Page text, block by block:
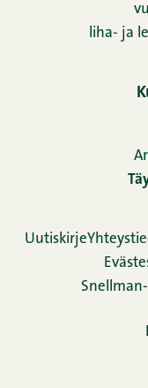
liha- ja
Uutiskirje